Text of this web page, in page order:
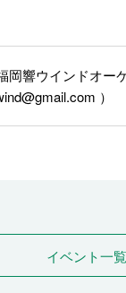
響ウインドオー
）
イベント一